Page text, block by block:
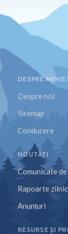
DESPRE
Despre noi
Sitemap
Conducere
NOUTĂȚI
Comunicate
Rapoarte
Anunțuri
RESURSE ȘI